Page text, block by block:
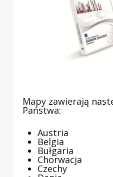
Mapy zawierają
Państwa:
Austria
Belgia
Bułgaria
Chorwacja
Czechy